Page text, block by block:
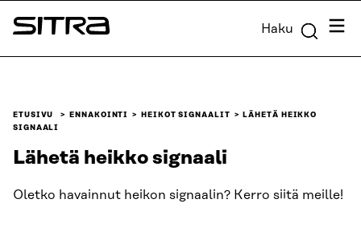
Siirry
suoraan
Sitra Haku
ETUSIVU ENNAKOINTI HEIKOT SIGNAALIT
LÄHETÄ HEIKKO
SIGNAALI
Lähetä heikko signaali
Oletko havainnut heikon signaalin? Kerro siitä meille!